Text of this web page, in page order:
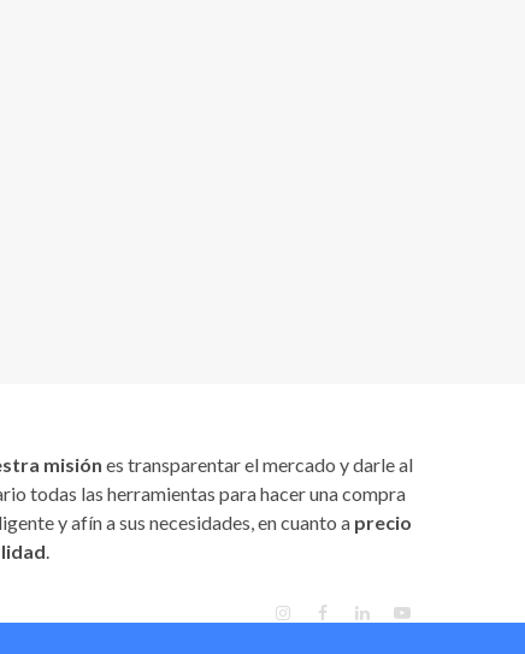
misión es transparentar el mercado y darle al
todas las herramientas para hacer una compra
y afín a sus necesidades, en cuanto a precio
.
INSTAGRAM
FACEBOOK
LINKEDIN
YOUTUBE